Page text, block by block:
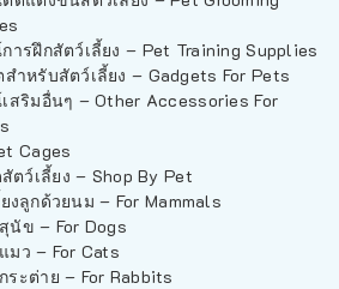
ารฝึกสัตว์เลี้ยง – Pet Training Supplies
สำหรับสัตว์เลี้ยง – Gadgets For Pets
สริมอื่นๆ – Other Accessories For
Cages
ตว์เลี้ยง – Shop By Pet
งลูกด้วยนม – For Mammals
นัข – For Dogs
มว – For Cats
ระต่าย – For Rabbits